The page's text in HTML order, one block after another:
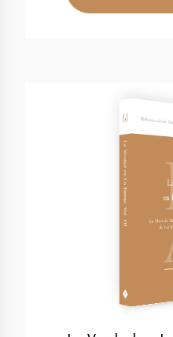
La Verdad en Lo Íntimo, Vol. III
Biblioteca de los
en
La Obra de
de los